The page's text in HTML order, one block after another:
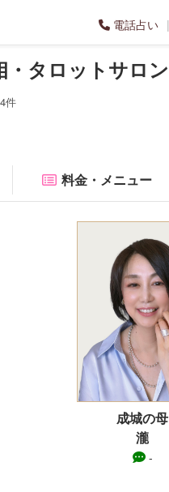
電話占い
・タロットサロン
4件
料金・メニュー
成城の母
瀧
-